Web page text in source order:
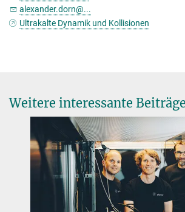
alexander.dorn@...
Ultrakalte Dynamik und Kollisionen
Weitere interessante Beiträge